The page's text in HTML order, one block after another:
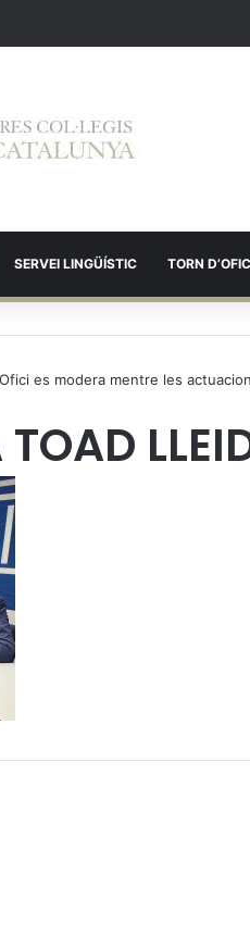
SERVEI LINGÜÍSTIC TORN
es modera mentre les